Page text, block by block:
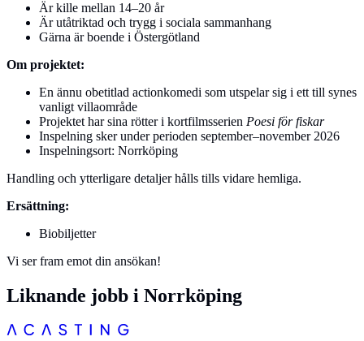
Är kille mellan 14–20 år
Är utåtriktad och trygg i sociala sammanhang
Gärna är boende i Östergötland
Om projektet:
En ännu obetitlad actionkomedi som utspelar sig i ett till synes
vanligt villaområde
Projektet har sina rötter i kortfilmsserien Poesi för fiskar
Inspelning sker under perioden september–november 2026
Inspelningsort: Norrköping
Handling och ytterligare detaljer hålls tills vidare hemliga.
Ersättning:
Biobiljetter
Vi ser fram emot din ansökan!
Liknande jobb i Norrköping